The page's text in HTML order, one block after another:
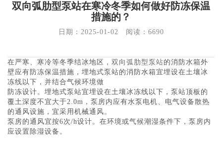
双向弧肋型泵站在寒冷冬季如何做好防冻保温
措施的？
日期：2025-01-02   阅读： 6690
在严寒、寒冷等冬季结冰地区， 双向弧肋型泵站的消防水箱外
壁应有防冻保温措施，埋地式泵站的消防水箱宜埋设在土壤冰
冻线以下，并结合气候环境做
防冻设计。 埋地式泵站宜埋设在土壤冰冻线以下，泵站顶板的
覆土深度不宜大于2.0m，泵房内应有水泵电机、电气设备散热
的通风设施，宜采用机械通风。
泵房的通风宜按6次/h设计。在环境或气候潮湿条件下，泵房内
应设置除湿设备。